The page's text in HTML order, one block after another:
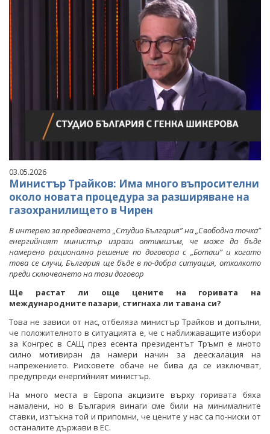
03.05.2026
Министър Трайков: Има много въпросителни
около новата процедура за разширяване на
газохранилището в Чирен
В интервю за предаването „Студио България” на „Свободна точка”
енергийният министър изрази оптимизъм, че може да бъде
намерено рационално решение по договора с „Боташ” и когато
това се случи, България ще бъде в по-добра ситуация, отколкото
преди сключването на този договор
Ще растат ли още цените на горивата на
международните пазари, стигнаха ли тавана си?
Това не зависи от нас, отбеляза министър Трайков и допълни,
че положителното в ситуацията е, че с наближаващите избори
за Конгрес в САЩ през есента президентът Тръмп е мното
силно мотивиран да намери начин за деескалация на
напрежението. Рисковете обаче не бива да се изключват,
предупреди енергийният министър.
На много места в Европа акцизите върху горивата бяха
намалени, но в България винаги сме били на минималните
ставки, изтъкна той и припомни, че цените у нас са по-ниски от
останалите държави в ЕС.